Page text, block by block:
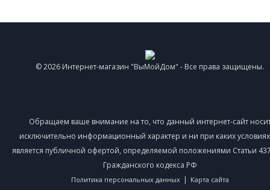
© 2026 Интернет-магазин "ВыМойДом" - Все права защищены.
Обращаем ваше внимание на то, что данный интернет-сайт
исключительно информационный характер и ни при каких
является публичной офертой, определяемой положениями Статьи
Гражданского кодекса РФ
Политика персональных данных | Карта сайта